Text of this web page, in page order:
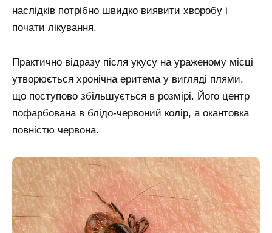
наслідків потрібно швидко виявити хворобу і
почати лікування.
Практично відразу після укусу на ураженому місці
утворюється хронічна еритема у вигляді плями,
що поступово збільшується в розмірі. Його центр
пофарбована в блідо-червоний колір, а окантовка
повністю червона.